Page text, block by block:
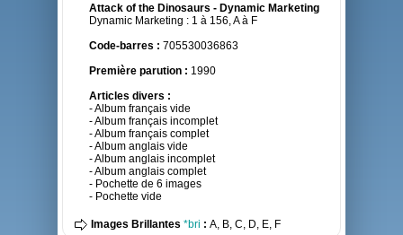
Attack of the Dinosaurs - Dynamic Marketing
Dynamic Marketing : 1 à 156, A à F
Code-barres : 705530036863
Première parution : 1990
Articles divers :
- Album français vide
- Album français incomplet
- Album français complet
- Album anglais vide
- Album anglais incomplet
- Album anglais complet
- Pochette de 6 images
- Pochette vide
Images Brillantes *bri : A, B, C, D, E, F